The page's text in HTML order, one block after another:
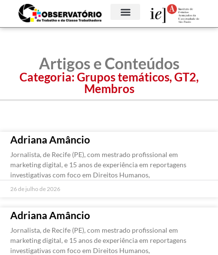
Artigos e Conteúdos
Categoria: Grupos temáticos,GT2,
Membros
Adriana Amâncio
Jornalista, de Recife (PE), com mestrado profissional em
marketing digital, e 15 anos de experiência em reportagens
investigativas com foco em Direitos Humanos,
26 de julho de 2026
Adriana Amâncio
Jornalista, de Recife (PE), com mestrado profissional em
marketing digital, e 15 anos de experiência em reportagens
investigativas com foco em Direitos Humanos,